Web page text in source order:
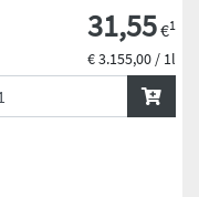
31,55€1
€ 3.155,00 / 1l